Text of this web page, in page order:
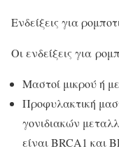
Ενδείξεις για
Οι ενδείξεις για
Μαστοί μικρού ή
Προφυλακτική
γονιδιακών
είναι ΒRCA1 και